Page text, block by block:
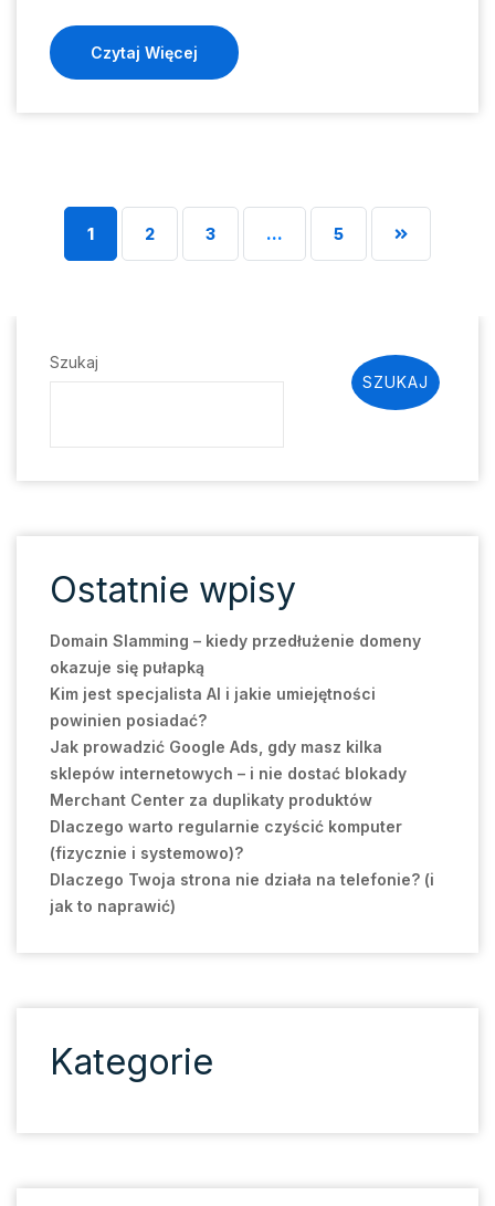
Czytaj Więcej
1 2 3 … 5
Szukaj
SZUKAJ
Ostatnie wpisy
Domain Slamming – kiedy przedłużenie domeny
okazuje się pułapką
Kim jest specjalista AI i jakie umiejętności
powinien posiadać?
Jak prowadzić Google Ads, gdy masz kilka
sklepów internetowych – i nie dostać blokady
Merchant Center za duplikaty produktów
Dlaczego warto regularnie czyścić komputer
(fizycznie i systemowo)?
Dlaczego Twoja strona nie działa na telefonie? (i
jak to naprawić)
Kategorie